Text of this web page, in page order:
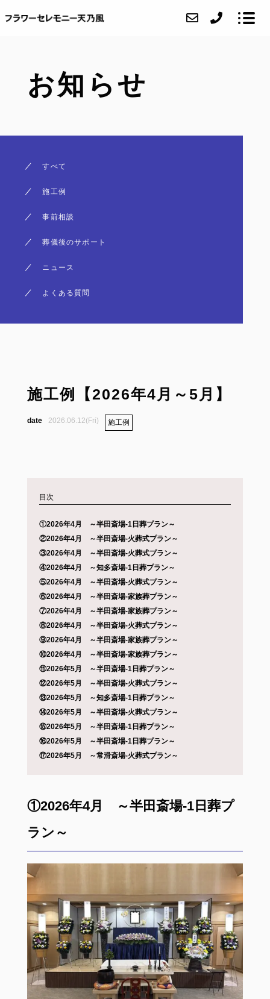
お知らせ
すべて
施工例
事前相談
葬儀後のサポート
ニュース
よくある質問
施工例【2026年4月～5月】
2026.06.12(Fri) 施工例
目次
①2026年4月 ～半田斎場-1日葬プラン～
②2026年4月 ～半田斎場-火葬式プラン～
③2026年4月 ～半田斎場-火葬式プラン～
④2026年4月 ～知多斎場-1日葬プラン～
⑤2026年4月 ～半田斎場-火葬式プラン～
⑥2026年4月 ～半田斎場-家族葬プラン～
⑦2026年4月 ～半田斎場-家族葬プラン～
⑧2026年4月 ～半田斎場-火葬式プラン～
⑨2026年4月 ～半田斎場-家族葬プラン～
⑩2026年4月 ～半田斎場-家族葬プラン～
⑪2026年5月 ～半田斎場-1日葬プラン～
⑫2026年5月 ～半田斎場-火葬式プラン～
⑬2026年5月 ～知多斎場-1日葬プラン～
⑭2026年5月 ～半田斎場-火葬式プラン～
⑮2026年5月 ～半田斎場-1日葬プラン～
⑯2026年5月 ～半田斎場-1日葬プラン～
⑰2026年5月 ～常滑斎場-火葬式プラン～
①2026年4月 ～半田斎場-1日葬プ
ラン～